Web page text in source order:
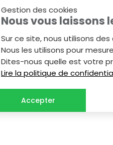
Gestion des cookies
Nous vous laissons
Sur ce site, nous utilisons des
Nous les utilisons pour
Dites-nous quelle est votre
Lire la politique de
Accepter